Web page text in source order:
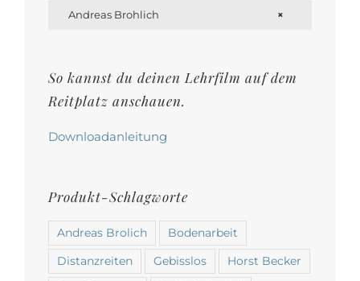
gewählt
×
Andreas Brohlich
So kannst du deinen Lehrfilm auf dem
Reitplatz anschauen.
Downloadanleitung
Produkt-Schlagworte
Andreas Brolich Bodenarbeit
Distanzreiten Gebisslos Horst Becker